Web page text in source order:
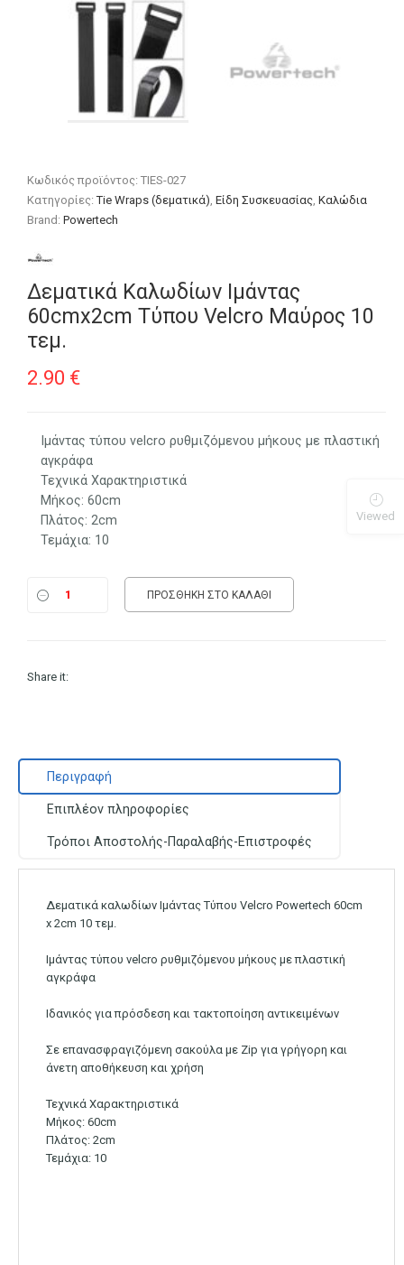
Κωδικός προϊόντος:TIES-027
Κατηγορίες:Tie Wraps (δεματικά) ,Είδη Συσκευασίας ,Καλώδια
Brand:Powertech
Δεματικά Καλωδίων Ιμάντας
60cmx2cm Τύπου Velcro Μαύρος 10
τεμ.
2.90 €
Ιμάντας τύπου velcro ρυθμιζόμενου μήκους με πλαστική
αγκράφα
Τεχνικά Χαρακτηριστικά
Μήκος: 60cm
Πλάτος: 2cm
Τεμάχια: 10
ΠΡΟΣΘΉΚΗ ΣΤΟ ΚΑΛΆΘΙ
Share it:
Περιγραφή
Επιπλέον πληροφορίες
Τρόποι Αποστολής-Παραλαβής-Επιστροφές
Δεματικά καλωδίων Ιμάντας Τύπου Velcro Powertech 60cm
x 2cm 10 τεμ.
Ιμάντας τύπου velcro ρυθμιζόμενου μήκους με πλαστική
αγκράφα
Ιδανικός για πρόσδεση και τακτοποίηση αντικειμένων
Σε επανασφραγιζόμενη σακούλα με Zip για γρήγορη και
άνετη αποθήκευση και χρήση
Τεχνικά Χαρακτηριστικά
Μήκος: 60cm
Πλάτος: 2cm
Τεμάχια: 10
Viewed